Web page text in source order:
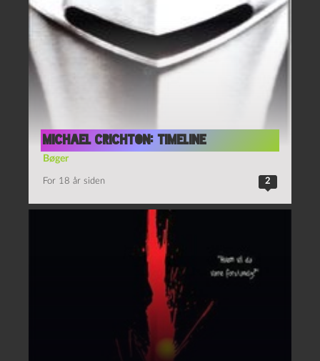
Michael Crichton: Timeline
Bøger
For 18 år siden 2